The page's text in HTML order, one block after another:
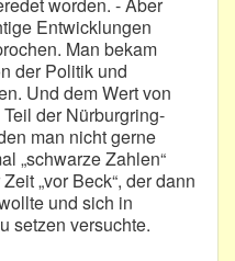
worden. - Aber
Entwicklungen
Man bekam
der Politik und
Und dem Wert von
der Nürburgring-
man nicht gerne
„schwarze Zahlen“
„vor Beck“, der dann
und sich in
setzen versuchte.